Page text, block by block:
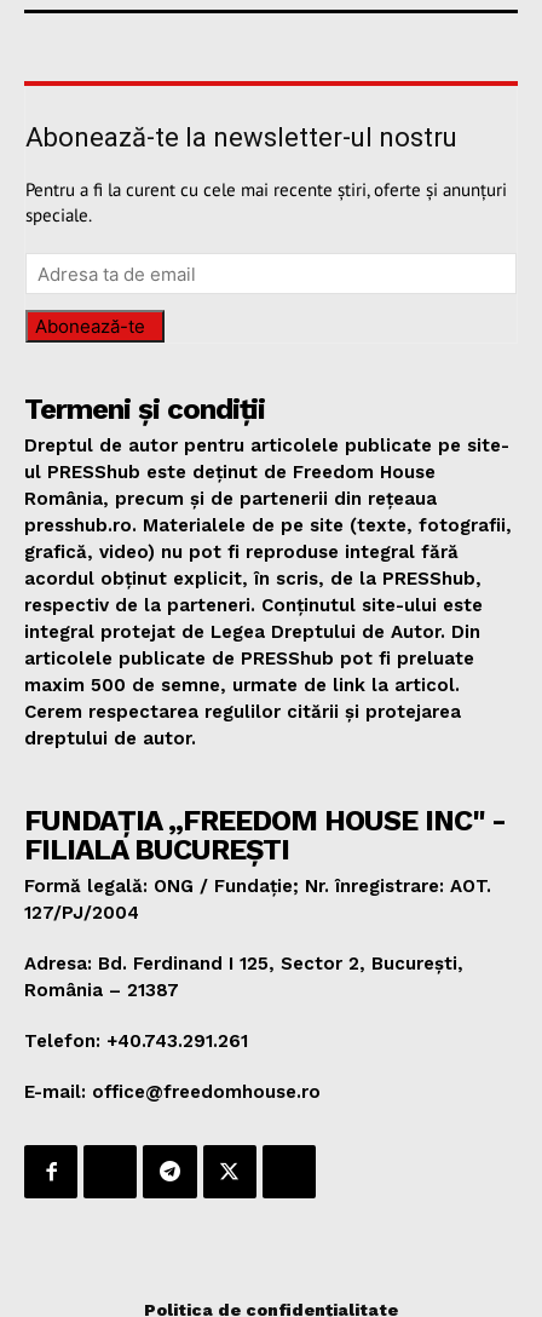
Abonează-te la newsletter-ul nostru
Pentru a fi la curent cu cele mai recente știri, oferte și anunțuri
speciale.
Abonează-te
Termeni și condiții
Dreptul de autor pentru articolele publicate pe site-
ul PRESShub este deținut de Freedom House
România, precum și de partenerii din rețeaua
presshub.ro. Materialele de pe site (texte, fotografii,
grafică, video) nu pot fi reproduse integral fără
acordul obținut explicit, în scris, de la PRESShub,
respectiv de la parteneri. Conținutul site-ului este
integral protejat de Legea Dreptului de Autor. Din
articolele publicate de PRESShub pot fi preluate
maxim 500 de semne, urmate de link la articol.
Cerem respectarea regulilor citării și protejarea
dreptului de autor.
FUNDAȚIA „FREEDOM HOUSE INC" -
FILIALA BUCUREȘTI
Formă legală: ONG / Fundație; Nr. înregistrare: AOT.
127/PJ/2004
Adresa: Bd. Ferdinand I 125, Sector 2, București,
România – 21387
Telefon: +40.743.291.261
E-mail: office@freedomhouse.ro
Politica de confidențialitate